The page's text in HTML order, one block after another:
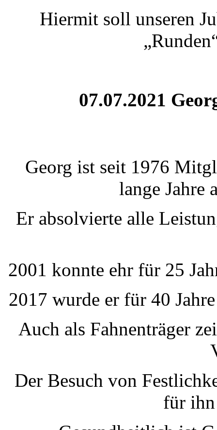
Hiermit soll unseren
07.07.2021
Georg ist seit 1976
lange Jahre
Er absolvierte alle
2001 konnte ehr für 25
2017 wurde er für 40
Auch als Fahnenträger
Der Besuch von
für ihn